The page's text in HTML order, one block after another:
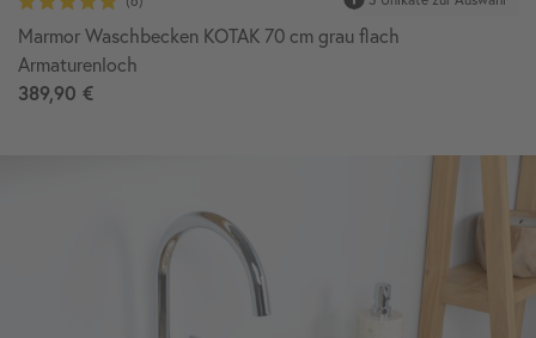
Marmor Waschbecken KOTAK 70 cm grau flach
Armaturenloch
389,90 €